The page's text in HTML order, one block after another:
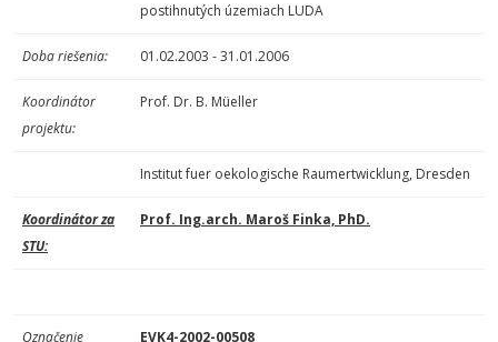
postihnutých územiach LUDA
Doba riešenia: 01.02.2003 - 31.01.2006
Koordinátor
projektu:
Prof. Dr. B. Müeller
Institut fuer oekologische Raumertwicklung, Dresden
Koordinátor za
STU:
Prof. Ing.arch. Maroš Finka, PhD.
Označenie
EVK4-2002-00508